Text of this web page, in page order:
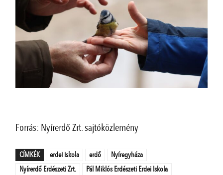
Forrás: Nyírerdő Zrt. sajtóközlemény
CÍMKÉK erdei iskola erdő
Nyíregyháza
Nyírerdő Erdészeti Zrt.
Pál Miklós Erdészeti Erdei Iskola